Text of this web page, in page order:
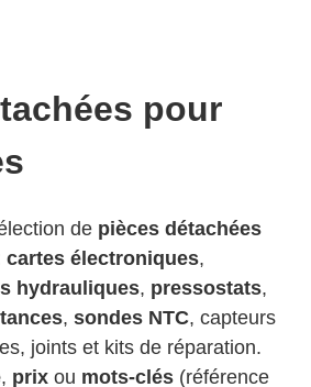
pour
de pièces détachées
cartes électroniques,
hydrauliques, pressostats,
, sondes NTC, capteurs
joints et kits de réparation.
, prix ou mots-clés (référence